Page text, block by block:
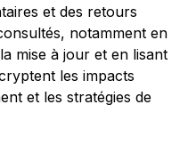
et des retours
notamment en
mise à jour et en lisant
les impacts
et les stratégies de